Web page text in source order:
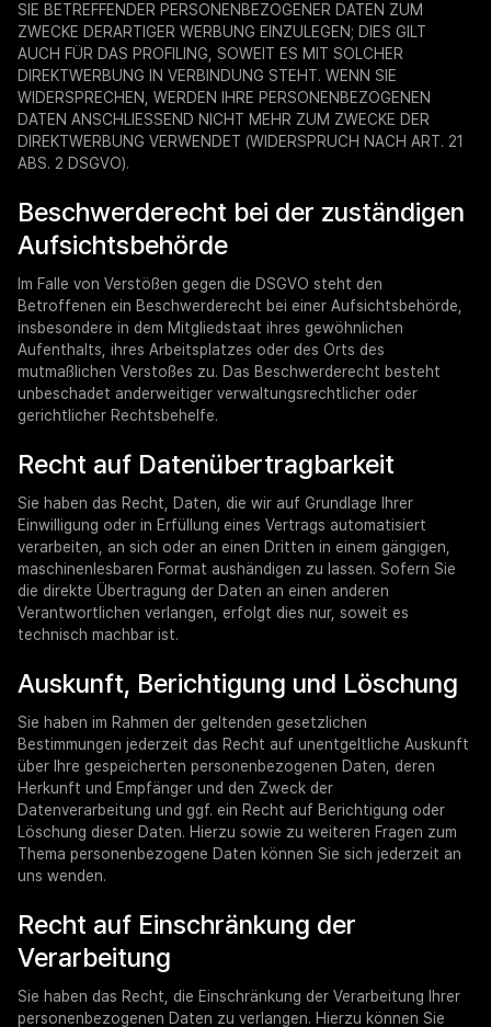
SIE BETREFFENDER PERSONENBEZOGENER DATEN ZUM
ZWECKE DERARTIGER WERBUNG EINZULEGEN; DIES GILT
AUCH FÜR DAS PROFILING, SOWEIT ES MIT SOLCHER
DIREKTWERBUNG IN VERBINDUNG STEHT. WENN SIE
WIDERSPRECHEN, WERDEN IHRE PERSONENBEZOGENEN
DATEN ANSCHLIESSEND NICHT MEHR ZUM ZWECKE DER
DIREKTWERBUNG VERWENDET (WIDERSPRUCH NACH ART. 21
ABS. 2 DSGVO).
Beschwerde­recht bei der zuständigen
Aufsichts­behörde
Im Falle von Verstößen gegen die DSGVO steht den
Betroffenen ein Beschwerderecht bei einer Aufsichtsbehörde,
insbesondere in dem Mitgliedstaat ihres gewöhnlichen
Aufenthalts, ihres Arbeitsplatzes oder des Orts des
mutmaßlichen Verstoßes zu. Das Beschwerderecht besteht
unbeschadet anderweitiger verwaltungsrechtlicher oder
gerichtlicher Rechtsbehelfe.
Recht auf Daten­übertrag­barkeit
Sie haben das Recht, Daten, die wir auf Grundlage Ihrer
Einwilligung oder in Erfüllung eines Vertrags automatisiert
verarbeiten, an sich oder an einen Dritten in einem gängigen,
maschinenlesbaren Format aushändigen zu lassen. Sofern Sie
die direkte Übertragung der Daten an einen anderen
Verantwortlichen verlangen, erfolgt dies nur, soweit es
technisch machbar ist.
Auskunft, Berichtigung und Löschung
Sie haben im Rahmen der geltenden gesetzlichen
Bestimmungen jederzeit das Recht auf unentgeltliche Auskunft
über Ihre gespeicherten personenbezogenen Daten, deren
Herkunft und Empfänger und den Zweck der
Datenverarbeitung und ggf. ein Recht auf Berichtigung oder
Löschung dieser Daten. Hierzu sowie zu weiteren Fragen zum
Thema personenbezogene Daten können Sie sich jederzeit an
uns wenden.
Recht auf Einschränkung der
Verarbeitung
Sie haben das Recht, die Einschränkung der Verarbeitung Ihrer
personenbezogenen Daten zu verlangen. Hierzu können Sie